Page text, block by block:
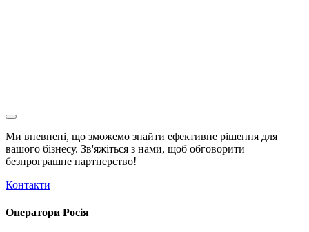
Ми впевнені, що зможемо знайти ефективне рішення для
вашого бізнесу. Зв'яжіться з нами, щоб обговорити
безпрограшне партнерство!
Контакти
Оператори Росія